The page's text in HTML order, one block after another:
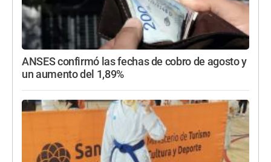
ANSES confirmó las fechas de cobro de agosto y
un aumento del 1,89%